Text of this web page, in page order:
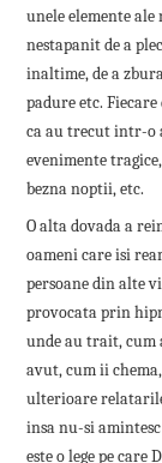
unele elemente
nestapanit de a
inaltime, de a
padure etc.
ca au trecut intr-o
evenimente
bezna noptii, etc.
O alta dovada a
oameni care isi
persoane din alte
provocata prin
unde au trait, cum
avut, cum ii
ulterioare
insa nu-si
este o lege pe care